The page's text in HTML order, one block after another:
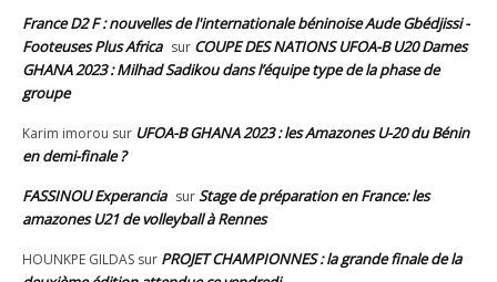
France D2 F : nouvelles de l'internationale béninoise Aude Gbédjissi -
Footeuses Plus Africa sur COUPE DES NATIONS UFOA-B U20 Dames
GHANA 2023 : Milhad Sadikou dans l’équipe type de la phase de
groupe
Karim imorou sur UFOA-B GHANA 2023 : les Amazones U-20 du Bénin
en demi-finale ?
FASSINOU Experancia surStage de préparation en France: les
amazones U21 de volleyball à Rennes
HOUNKPE GILDAS sur PROJET CHAMPIONNES : la grande finale de la